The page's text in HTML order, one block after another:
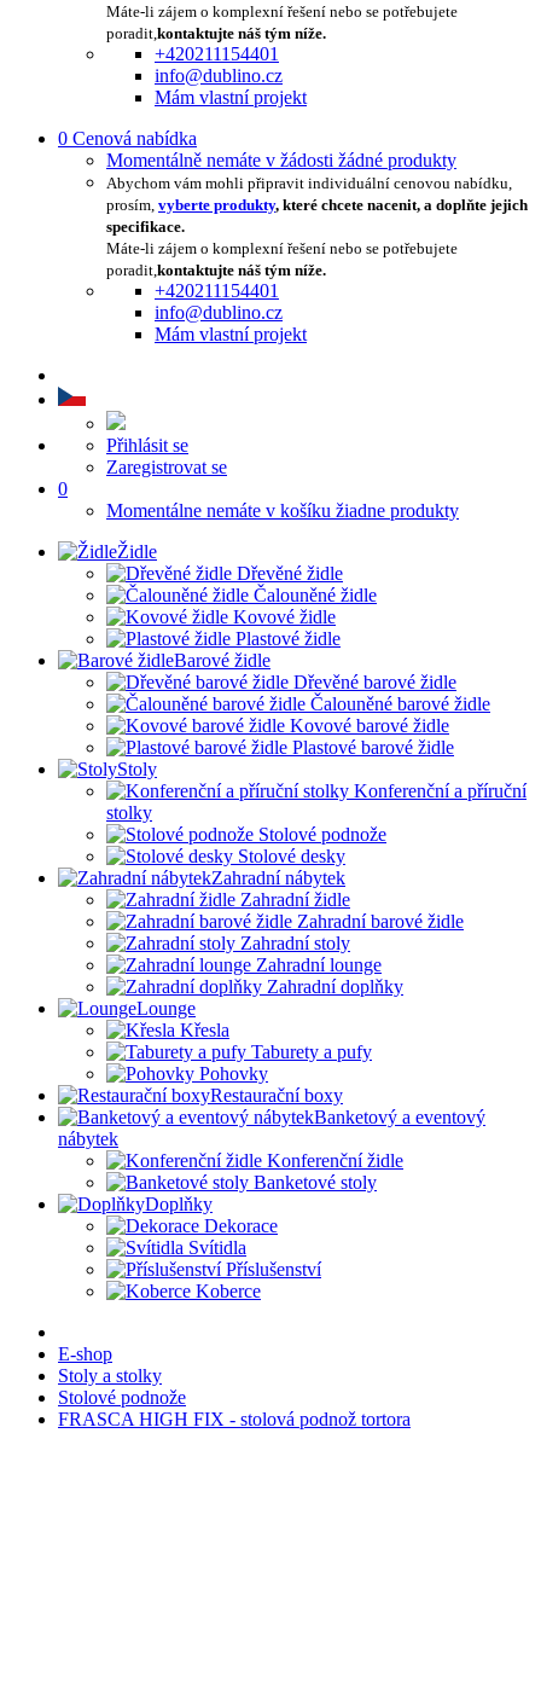
Máte-li zájem o komplexní řešení nebo se potřebujete
poradit,kontaktujte náš tým níže.
+420211154401
info@dublino.cz
Mám vlastní projekt
0 Cenová nabídka
Momentálně nemáte v žádosti žádné produkty
Abychom vám mohli připravit individuální cenovou nabídku,
prosím, vyberte produkty, které chcete nacenit, a doplňte jejich
specifikace.
Máte-li zájem o komplexní řešení nebo se potřebujete
poradit,kontaktujte náš tým níže.
+420211154401
info@dublino.cz
Mám vlastní projekt
Přihlásit se
Zaregistrovat se
0
Momentálne nemáte v košíku žiadne produkty
Židle
Dřevěné židle
Čalouněné židle
Kovové židle
Plastové židle
Barové židle
Dřevěné barové židle
Čalouněné barové židle
Kovové barové židle
Plastové barové židle
Stoly
Konferenční a příruční
stolky
Stolové podnože
Stolové desky
Zahradní nábytek
Zahradní židle
Zahradní barové židle
Zahradní stoly
Zahradní lounge
Zahradní doplňky
Lounge
Křesla
Taburety a pufy
Pohovky
Restaurační boxy
Banketový a eventový
nábytek
Konferenční židle
Banketové stoly
Doplňky
Dekorace
Svítidla
Příslušenství
Koberce
E-shop
Stoly a stolky
Stolové podnože
FRASCA HIGH FIX - stolová podnož tortora